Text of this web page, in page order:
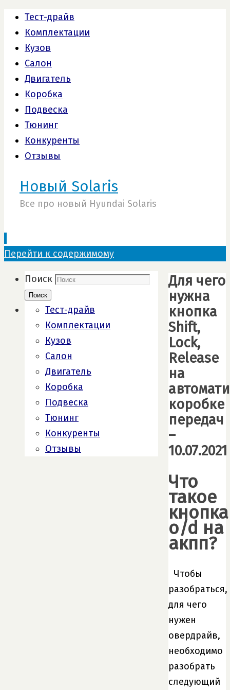
Тест-драйв
Комплектации
Кузов
Салон
Двигатель
Коробка
Подвеска
Тюнинг
Конкуренты
Отзывы
Новый Solaris
Все про новый Hyundai Solaris
Перейти к содержимому
Для чего
нужна
кнопка
Shift,
Lock,
Release
на
коробке
передач
–
10.07.2021
Что
такое
кнопка
o/d на
акпп?
Чтобы
разобраться,
для чего
нужен
овердрайв,
необходимо
разобрать
следующий
Поиск
Поиск
Тест-драйв
Комплектации
Кузов
Салон
Двигатель
Коробка
Подвеска
Тюнинг
Конкуренты
Отзывы